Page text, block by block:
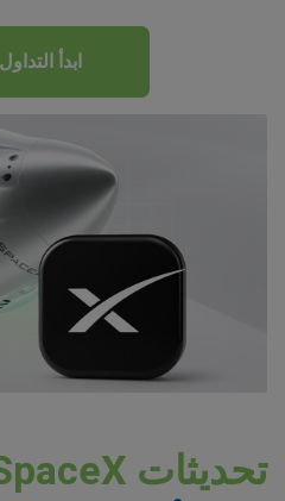
ابدأ
تحديثات SpaceX حتى الآن: